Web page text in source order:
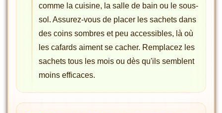
comme la cuisine, la salle de bain ou le sous-
sol. Assurez-vous de placer les sachets dans
des coins sombres et peu accessibles, là où
les cafards aiment se cacher. Remplacez les
sachets tous les mois ou dès qu'ils semblent
moins efficaces.